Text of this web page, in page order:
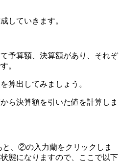
していきます。
予算額、決算額があり、それぞ
。
算出してみましょう。
ら決算額を引いた値を計算しま
、②の入力蘭をクリックしま
態になりますので、ここで以下